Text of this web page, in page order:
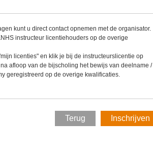
kunt u direct contact opnemen met de organisator.
instructeur licentiehouders op de overige
licenties" en klik je bij de instructeurslicentie op
afloop van de bijscholing het bewijs van deelname /
geregistreerd op de overige kwalificaties.
Inschrijven
Terug